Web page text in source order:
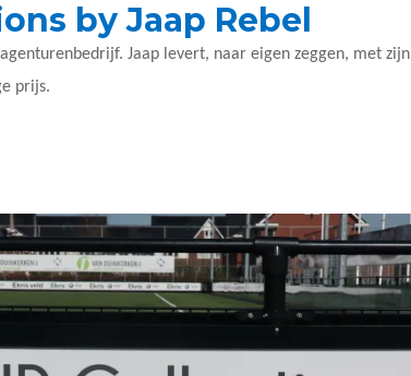
by Jaap Rebel
Jaap levert, naar eigen zeggen, met zijn
prijs.